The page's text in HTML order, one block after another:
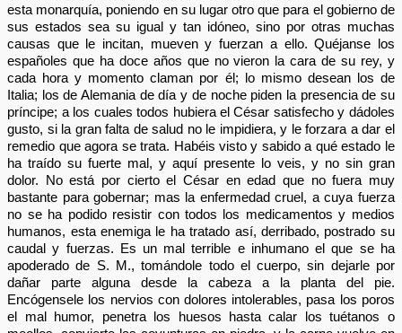
esta monarquía, poniendo en su lugar otro que para el gobierno de
sus estados sea su igual y tan idóneo, sino por otras muchas
causas que le incitan, mueven y fuerzan a ello. Quéjanse los
españoles que ha doce años que no vieron la cara de su rey, y
cada hora y momento claman por él; lo mismo desean los de
Italia; los de Alemania de día y de noche piden la presencia de su
príncipe; a los cuales todos hubiera el César satisfecho y dádoles
gusto, si la gran falta de salud no le impidiera, y le forzara a dar el
remedio que agora se trata. Habéis visto y sabido a qué estado le
ha traído su fuerte mal, y aquí presente lo veis, y no sin gran
dolor. No está por cierto el César en edad que no fuera muy
bastante para gobernar; mas la enfermedad cruel, a cuya fuerza
no se ha podido resistir con todos los medicamentos y medios
humanos, esta enemiga le ha tratado así, derribado, postrado su
caudal y fuerzas. Es un mal terrible e inhumano el que se ha
apoderado de S. M., tomándole todo el cuerpo, sin dejarle por
dañar parte alguna desde la cabeza a la planta del pie.
Encógensele los nervios con dolores intolerables, pasa los poros
el mal humor, penetra los huesos hasta calar los tuétanos o